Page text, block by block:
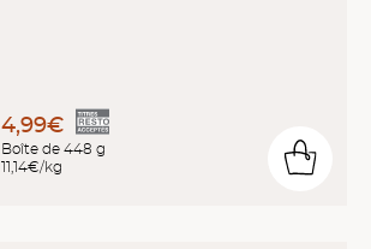
4,99€
Boîte de 448 g
11,14€/kg